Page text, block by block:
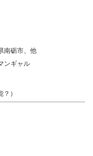
南砺市、他
ンギャル
）